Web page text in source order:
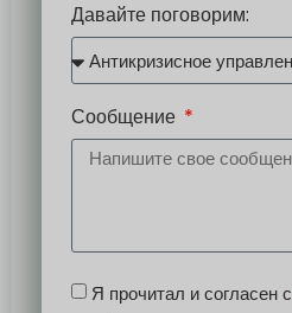
Давайте поговорим:
Сообщение
Я прочитал и согласен с